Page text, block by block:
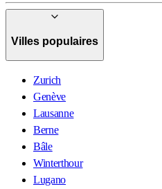
Villes populaires
Zurich
Genève
Lausanne
Berne
Bâle
Winterthour
Lugano